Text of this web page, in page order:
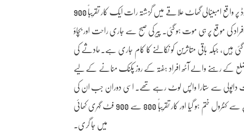
ممبئی، 25 مئی: مہاراشٹر کے ضلع رائیگڑھ میں مہابلیشور-پولاڈپور روڈ پر واقع امبینالی گھاٹ علاقے میں گزشتہ رات ایک کار تقریباً 900
کی موقع پر ہی موت ہو گئی۔ پیر کی صبح سے جاری راحت اور بچاؤ
جبکہ باقی متاثرین کو نکالنے کا کام جاری ہے۔حادثے کی
کے رہنے والے آٹھ افراد ہفتہ کے روز پکنک منانے کے لیے
رات داپولی سے ستارا واپس لوٹ رہے تھے۔ اسی دوران جب ان کی
کار امبینالی گھاٹ علاقے میں پہنچی تو اچانک ڈرائیور کا گاڑی پر سے کنٹرول ختم ہو گیا اور کار تقریباً 800 سے 900 فٹ گہری کھائی
میں جا گری۔